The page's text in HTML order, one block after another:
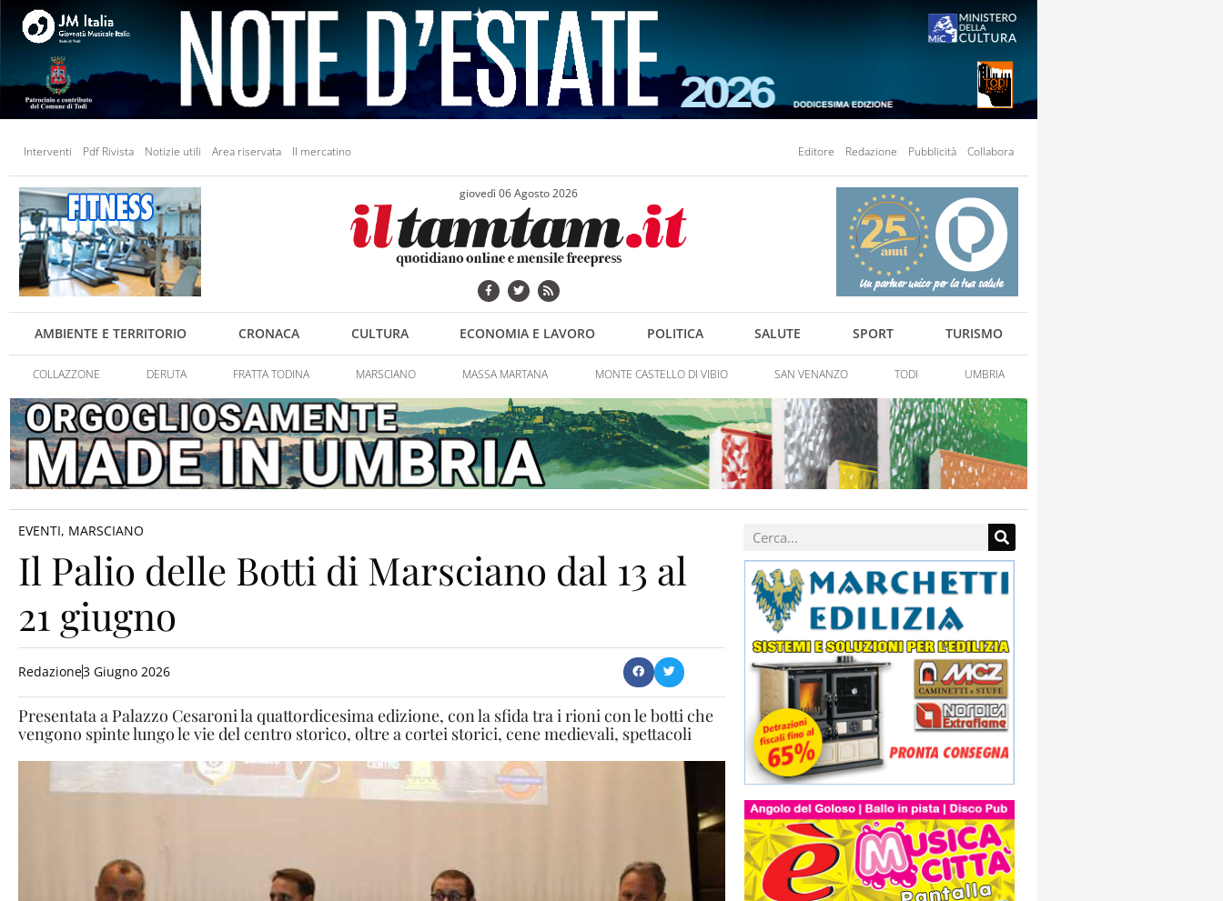
Interventi Pdf Rivista Notizie utili Area riservata Il mercatino Editore Redazione Pubblicità Collabora
giovedì 06 Agosto 2026
AMBIENTE E TERRITORIO CRONACA CULTURA ECONOMIA E LAVORO POLITICA SALUTE SPORT TURISMO
COLLAZZONE DERUTA FRATTA TODINA MARSCIANO MASSA MARTANA MONTE CASTELLO DI VIBIO SAN VENANZO TODI UMBRIA
EVENTI, MARSCIANO
Il Palio delle Botti di Marsciano dal 13 al
21 giugno
Redazione3 Giugno 2026
Presentata a Palazzo Cesaroni la quattordicesima edizione, con la sfida tra i rioni con le botti che
vengono spinte lungo le vie del centro storico, oltre a cortei storici, cene medievali, spettacoli